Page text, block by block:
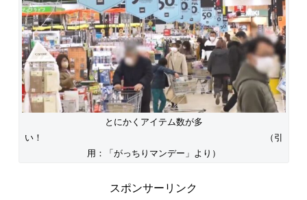
とにかくアイテム数が多
い！ （引
用：「がっちりマンデー」より）
スポンサーリンク